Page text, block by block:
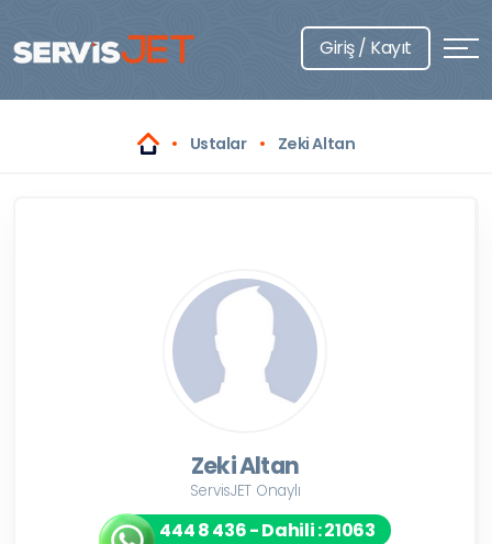
Giriş / Kayıt
Ustalar Zeki Altan
Zeki Altan
ServisJET Onaylı
444 8 436 - Dahili : 21063